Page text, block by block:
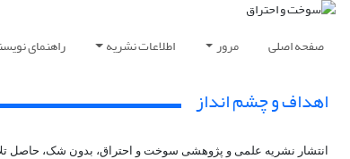
صفحه اصلی مرور اطلاعات نشریه راهنمای
اهداف و چشم انداز
انتشار نشریه علمی و پژوهشی سوخت و احتراق، بدون شک، حاصل